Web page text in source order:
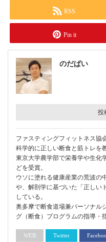
RSS
Pin it
のだぱい
投
ファスティングフィットネス協
科学的に正しい断食と筋トレを
東京大学農学部で栄養学や生化
どを受賞。
ウソに塗れる健康産業の荒波の
や、解剖学に基づいた「正しい
している。
奥多摩で断食道場兼パーソナル
グ（断食）プログラムの指導・
WEB Twitter